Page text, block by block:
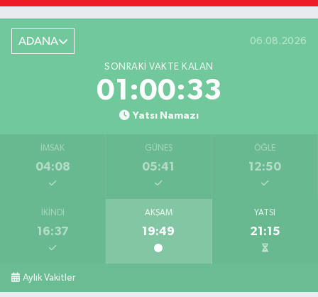
ADANA 06.08.2026
SONRAKI VAKTE KALAN
01:00:31
Yatsı Namazı
İMSAK
04:08
GÜNEŞ
05:41
ÖĞLE
12:50
İKINDI
16:37
AKŞAM
19:49
YATSI
21:15
Aylık Vakitler